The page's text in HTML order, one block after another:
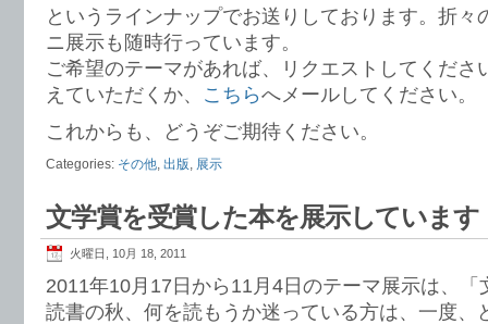
というラインナップでお送りしております。折々
ニ展示も随時行っています。
ご希望のテーマがあれば、リクエストしてくださ
えていただくか、 こちらへメールしてください。
これからも、どうぞご期待ください。
Categories: その他, 出版, 展示
文学賞を受賞した本を展示しています
火曜日, 10月 18, 2011
2011年10月17日から11月4日のテーマ展示は、
読書の秋、何を読もうか迷っている方は、一度、